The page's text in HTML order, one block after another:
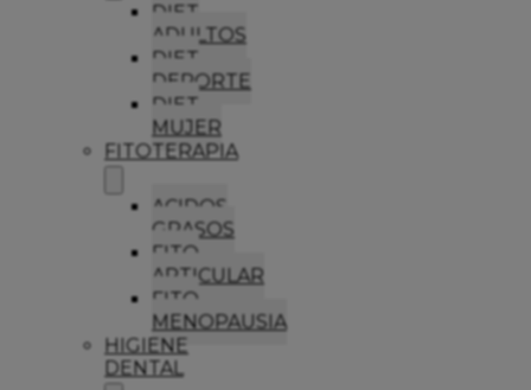
DIET
ADULTOS
DIET
DEPORTE
DIET
MUJER
FITOTERAPIA
ACIDOS
GRASOS
FITO
ARTICULAR
FITO
MENOPAUSIA
HIGIENE
DENTAL